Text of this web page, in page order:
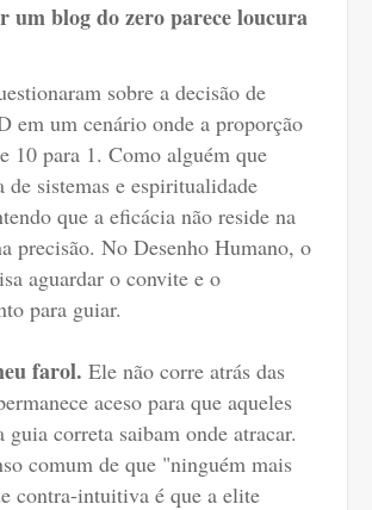
um blog do zero parece loucura
sobre a decisão de
em um cenário onde a proporção
10 para 1. Como alguém que
sistemas e espiritualidade
que a eficácia não reside na
precisão. No Desenho Humano, o
aguardar o convite e o
para guiar.
farol. Ele não corre atrás das
aceso para que aqueles
guia correta saibam onde atracar.
comum de que "ninguém mais
contra-intuitiva é que a elite